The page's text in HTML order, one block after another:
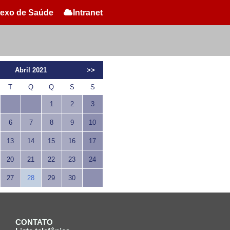
de Saúde Intranet
Abril 2021 >>
T Q Q S S
1 2 3
6 7 8 9 10
13 14 15 16 17
20 21 22 23 24
27 28 29 30
CONTATO